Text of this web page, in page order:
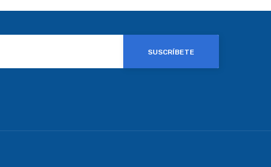
SUSCRÍBETE